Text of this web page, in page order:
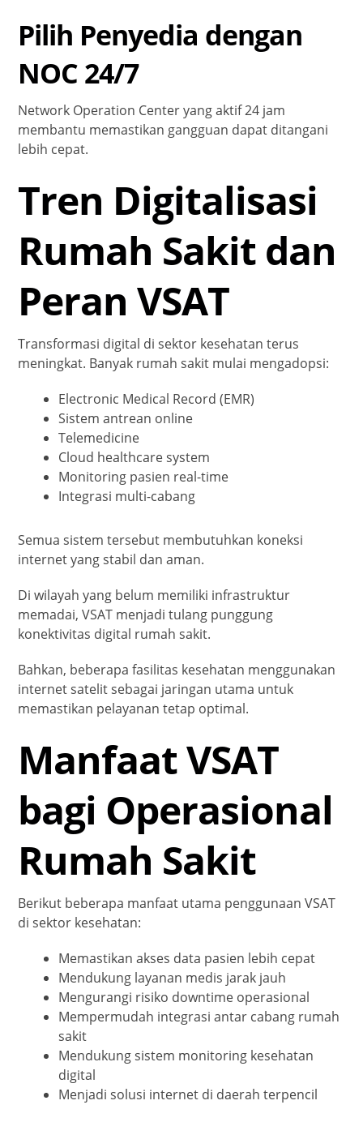
Pilih Penyedia dengan
NOC 24/7
Network Operation Center yang aktif 24 jam
membantu memastikan gangguan dapat ditangani
lebih cepat.
Tren Digitalisasi
Rumah Sakit dan
Peran VSAT
Transformasi digital di sektor kesehatan terus
meningkat. Banyak rumah sakit mulai mengadopsi:
Electronic Medical Record (EMR)
Sistem antrean online
Telemedicine
Cloud healthcare system
Monitoring pasien real-time
Integrasi multi-cabang
Semua sistem tersebut membutuhkan koneksi
internet yang stabil dan aman.
Di wilayah yang belum memiliki infrastruktur
memadai, VSAT menjadi tulang punggung
konektivitas digital rumah sakit.
Bahkan, beberapa fasilitas kesehatan menggunakan
internet satelit sebagai jaringan utama untuk
memastikan pelayanan tetap optimal.
Manfaat VSAT
bagi Operasional
Rumah Sakit
Berikut beberapa manfaat utama penggunaan VSAT
di sektor kesehatan:
Memastikan akses data pasien lebih cepat
Mendukung layanan medis jarak jauh
Mengurangi risiko downtime operasional
Mempermudah integrasi antar cabang rumah
sakit
Mendukung sistem monitoring kesehatan
digital
Menjadi solusi internet di daerah terpencil